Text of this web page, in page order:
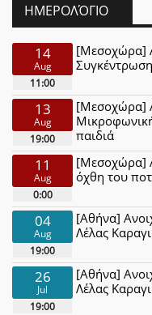
ΗΜΕΡΟΛΌΓΙΟ
14
Aug
11:00
[Μεσοχώρα]
13
Aug
19:00
[Μεσοχώρα]
παιδιά
11
Aug
0:00
[Μεσοχώρα]
όχθη του
04
Aug
19:00
[Αθήνα]
Λέλας
26
Jul
19:00
[Αθήνα]
Λέλας